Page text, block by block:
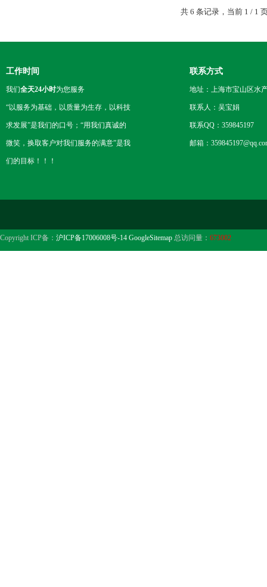
共 6 条记录，当前 1 / 1
工作时间
我们全天24小时为您服务
“以服务为基础，以质量为生存，以科技
求发展”是我们的口号；“用我们真诚的
微笑，换取客户对我们服务的满意”是我
们的目标！！！
联系方式
地址：上海市宝山区水
联系人：吴宝娟
联系QQ：359845197
邮箱：
Copyright ICP备： 沪ICP备17006008号-14 GoogleSitemap 总访问量： 673002